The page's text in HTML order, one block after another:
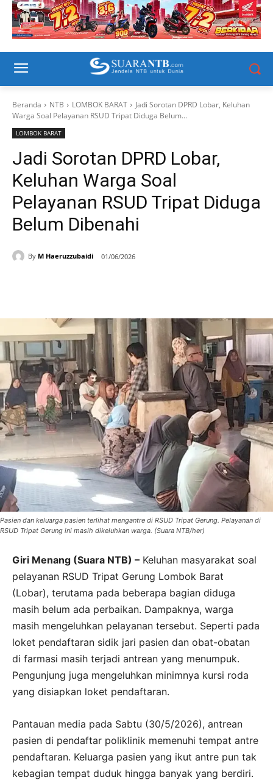
Beranda NTB LOMBOK BARAT
Jadi Sorotan DPRD Lobar, Keluhan
Warga Soal Pelayanan RSUD Tripat Diduga Belum...
LOMBOK BARAT
Jadi Sorotan DPRD Lobar,
Keluhan Warga Soal
Pelayanan RSUD Tripat Diduga
Belum Dibenahi
By M Haeruzzubaidi 01/06/2026
Pasien dan keluarga pasien terlihat mengantre di RSUD Tripat Gerung. Pelayanan di
RSUD Tripat Gerung ini masih dikeluhkan warga. (Suara NTB/her)
Giri Menang (Suara NTB) – Keluhan masyarakat soal
pelayanan RSUD Tripat Gerung Lombok Barat
(Lobar), terutama pada beberapa bagian diduga
masih belum ada perbaikan. Dampaknya, warga
masih mengeluhkan pelayanan tersebut. Seperti pada
loket pendaftaran sidik jari pasien dan obat-obatan
di farmasi masih terjadi antrean yang menumpuk.
Pengunjung juga mengeluhkan minimnya kursi roda
yang disiapkan loket pendaftaran.
Pantauan media pada Sabtu (30/5/2026), antrean
pasien di pendaftar poliklinik memenuhi tempat antre
pendaftaran. Keluarga pasien yang ikut antre pun tak
kebagian tempat duduk hingga banyak yang berdiri.